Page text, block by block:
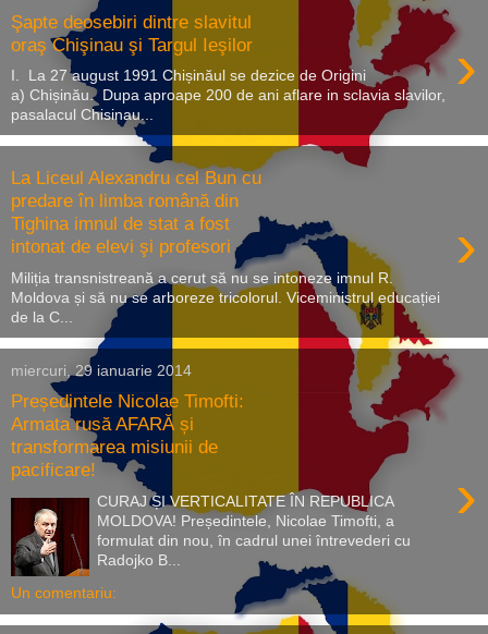
Şapte deosebiri dintre slavitul
oraş Chişinau şi Targul Ieşilor
›
I. La 27 august 1991 Chișinăul se dezice de Origini
a) Chișinău. Dupa aproape 200 de ani aflare in sclavia slavilor,
pasalacul Chisinau...
La Liceul Alexandru cel Bun cu
predare în limba română din
Tighina imnul de stat a fost
intonat de elevi şi profesori
›
Miliția transnistreană a cerut să nu se intoneze imnul R.
Moldova și să nu se arboreze tricolorul. Viceministrul educației
de la C...
miercuri, 29 ianuarie 2014
Președintele Nicolae Timofti:
Armata rusă AFARĂ și
transformarea misiunii de
pacificare!
›
CURAJ ȘI VERTICALITATE ÎN REPUBLICA
MOLDOVA! Președintele, Nicolae Timofti, a
formulat din nou, în cadrul unei întrevederi cu
Radojko B...
Un comentariu: